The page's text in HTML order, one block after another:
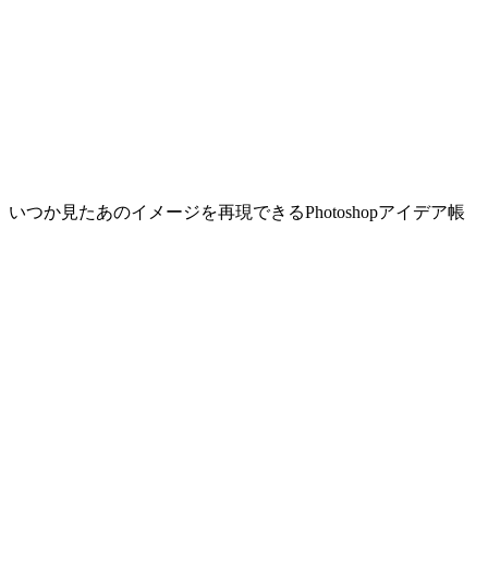
いつか見たあのイメージを再現できるPhotoshopアイデア帳